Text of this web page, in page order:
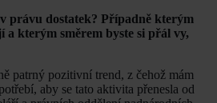
právu dostatek? Případně kterým
a kterým směrem byste si přál vy,
patrný pozitivní trend, z čehož mám
aby se tato aktivita přenesla od